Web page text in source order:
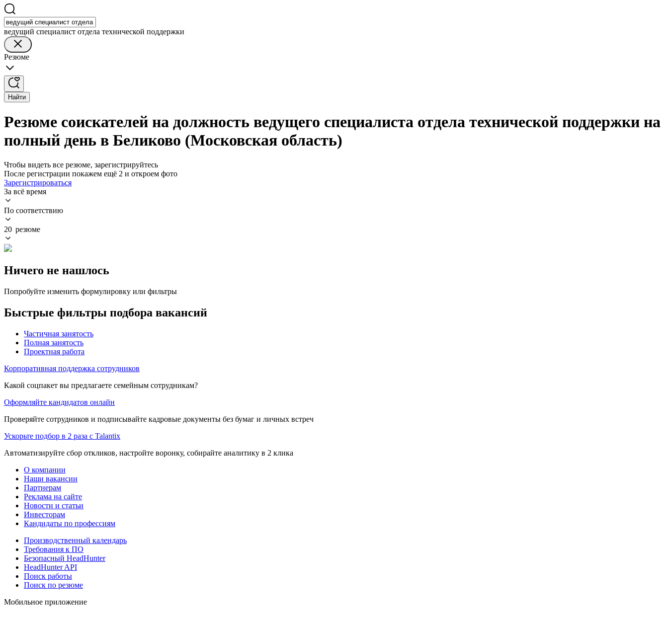
ведущий специалист отдела технической поддержки
Резюме
Найти
Резюме соискателей на должность ведущего специалиста отдела технической поддержки на
полный день в Беликово (Московская область)
Чтобы видеть все резюме, зарегистрируйтесь
После регистрации покажем ещё 2 и откроем фото
Зарегистрироваться
За всё время
По соответствию
20 резюме
Ничего не нашлось
Попробуйте изменить формулировку или фильтры
Быстрые фильтры подбора вакансий
Частичная занятость
Полная занятость
Проектная работа
Корпоративная поддержка сотрудников
Какой соцпакет вы предлагаете семейным сотрудникам?
Оформляйте кандидатов онлайн
Проверяйте сотрудников и подписывайте кадровые документы без бумаг и личных встреч
Ускорьте подбор в 2 раза с Talantix
Автоматизируйте сбор откликов, настройте воронку, собирайте аналитику в 2 клика
О компании
Наши вакансии
Партнерам
Реклама на сайте
Новости и статьи
Инвесторам
Кандидаты по профессиям
Производственный календарь
Требования к ПО
Безопасный HeadHunter
HeadHunter API
Поиск работы
Поиск по резюме
Мобильное приложение